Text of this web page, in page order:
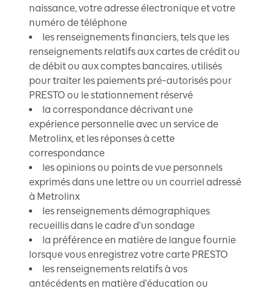
naissance, votre adresse électronique et votre
numéro de téléphone
les renseignements financiers, tels que les
renseignements relatifs aux cartes de crédit ou
de débit ou aux comptes bancaires, utilisés
pour traiter les paiements pré-autorisés pour
PRESTO ou le stationnement réservé
la correspondance décrivant une
expérience personnelle avec un service de
Metrolinx, et les réponses à cette
correspondance
les opinions ou points de vue personnels
exprimés dans une lettre ou un courriel adressé
à Metrolinx
les renseignements démographiques
recueillis dans le cadre d'un sondage
la préférence en matière de langue fournie
lorsque vous enregistrez votre carte PRESTO
les renseignements relatifs à vos
antécédents en matière d'éducation ou